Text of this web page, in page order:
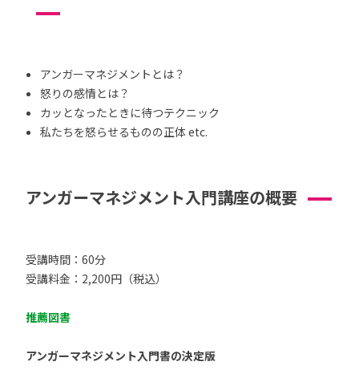
アンガーマネジメントとは？
怒りの感情とは？
カッとなったときに待つテクニック
私たちを怒らせるものの正体 etc.
アンガーマネジメント入門講座の概要
受講時間：60分
受講料金：2,200円（税込）
推薦図書
アンガーマネジメント入門書の決定版